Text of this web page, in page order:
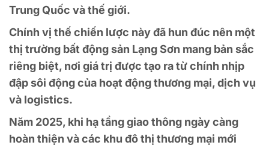
Trung Quốc và thế giới.
Chính vị thế chiến lược này đã hun đúc nên một
thị trường bất động sản Lạng Sơn mang bản sắc
riêng biệt, nơi giá trị được tạo ra từ chính nhịp
đập sôi động của hoạt động thương mại, dịch vụ
và logistics.
Năm 2025, khi hạ tầng giao thông ngày càng
hoàn thiện và các khu đô thị thương mại mới